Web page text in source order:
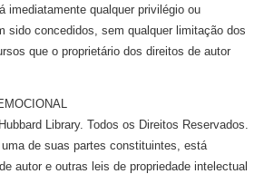
imediatamente qualquer privilégio ou
sido concedidos, sem qualquer limitação dos
que o proprietário dos direitos de autor
Library. Todos os Direitos Reservados.
de suas partes constituintes, está
autor e outras leis de propriedade intelectual